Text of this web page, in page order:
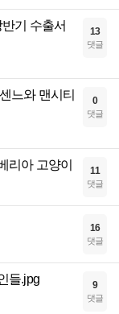
기 수출서
13
댓글
느와 맨시티
0
댓글
리아 고양이 11
댓글
16
댓글
들.jpg 9
댓글